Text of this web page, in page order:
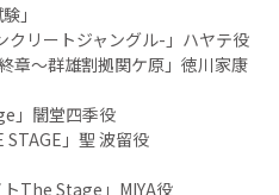
」
リートジャングル-」ハヤテ役
章〜群雄割拠関ケ原」徳川家康
」闇堂四季役
」聖 波留役
The Stage」MIYA役